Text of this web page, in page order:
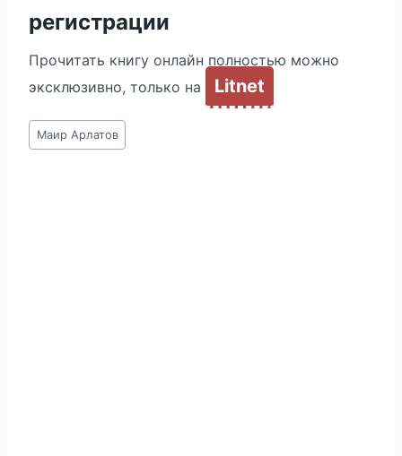
регистрации
Прочитать книгу онлайн полностью можно
эксклюзивно, только на
Litnet
Метки
записи:
Маир Арлатов